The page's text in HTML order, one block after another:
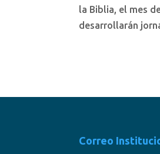
la Biblia, el mes
desarrollarán
Correo